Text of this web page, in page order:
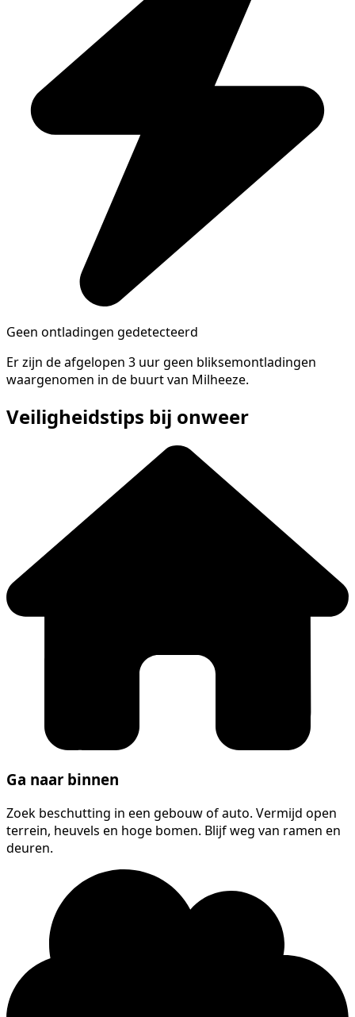
Geen ontladingen gedetecteerd
Er zijn de afgelopen 3 uur geen bliksemontladingen
waargenomen in de buurt van Milheeze.
Veiligheidstips bij onweer
Ga naar binnen
Zoek beschutting in een gebouw of auto. Vermijd open
terrein, heuvels en hoge bomen. Blijf weg van ramen en
deuren.